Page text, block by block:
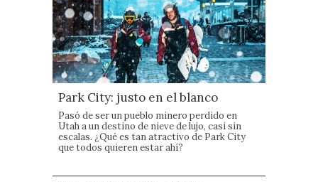
Park City: justo en el blanco
Pasó de ser un pueblo minero perdido en
Utah a un destino de nieve de lujo, casi sin
escalas. ¿Qué es tan atractivo de Park City
que todos quieren estar ahí?